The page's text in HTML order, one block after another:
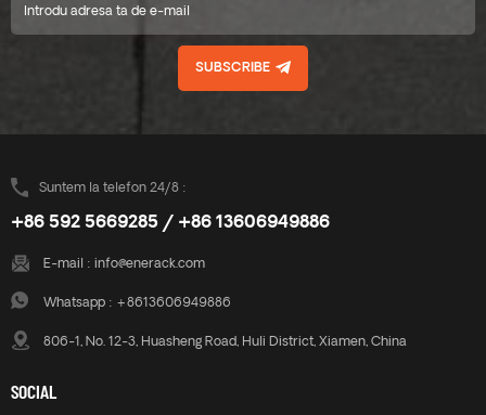
SUBSCRIBE
Suntem la telefon 24/8 :
+86 592 5669285 / +86 13606949886
E-mail : info@enerack.com
Whatsapp : +8613606949886
806-1, No. 12-3, Huasheng Road, Huli District, Xiamen, China
SOCIAL